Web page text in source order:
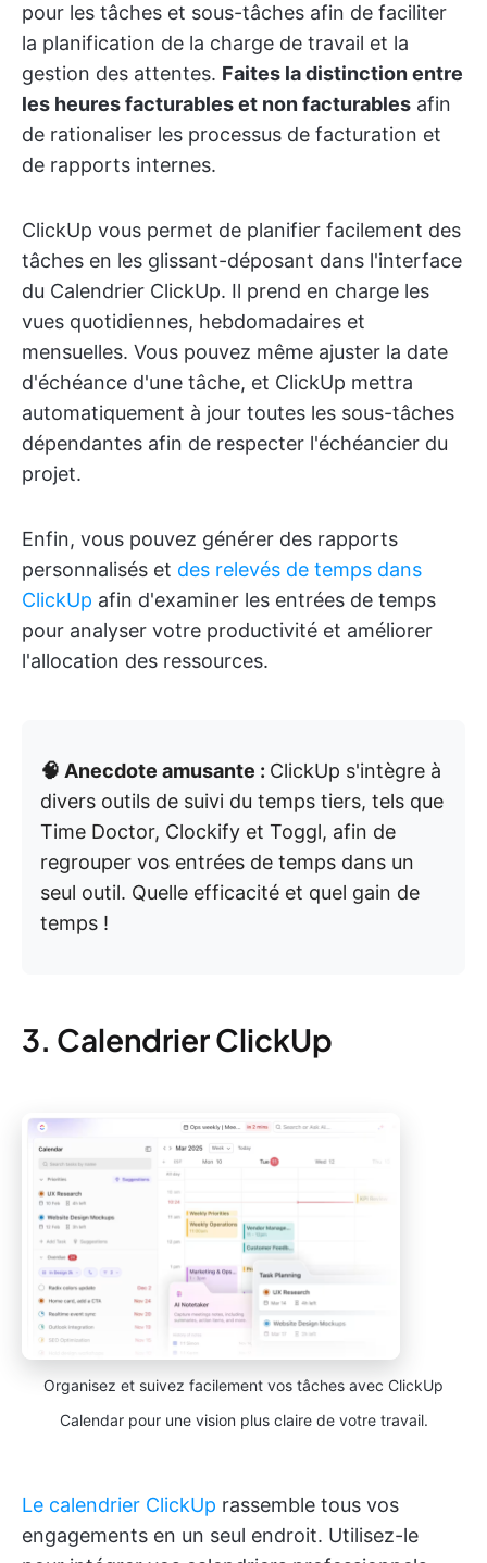
pour les tâches et sous-tâches afin de faciliter
la planification de la charge de travail et la
gestion des attentes. Faites la distinction entre
les heures facturables et non facturables afin
de rationaliser les processus de facturation et
de rapports internes.
ClickUp vous permet de planifier facilement des
tâches en les glissant-déposant dans l'interface
du Calendrier ClickUp. Il prend en charge les
vues quotidiennes, hebdomadaires et
mensuelles. Vous pouvez même ajuster la date
d'échéance d'une tâche, et ClickUp mettra
automatiquement à jour toutes les sous-tâches
dépendantes afin de respecter l'échéancier du
projet.
Enfin, vous pouvez générer des rapports
personnalisés et des relevés de temps dans
ClickUp afin d'examiner les entrées de temps
pour analyser votre productivité et améliorer
l'allocation des ressources. ​
🧠 Anecdote amusante : ClickUp s'intègre à
divers outils de suivi du temps tiers, tels que
Time Doctor, Clockify et Toggl, afin de
regrouper vos entrées de temps dans un
seul outil. Quelle efficacité et quel gain de
temps !
3. Calendrier ClickUp
Organisez et suivez facilement vos tâches avec ClickUp
Calendar pour une vision plus claire de votre travail.
Le calendrier ClickUp rassemble tous vos
engagements en un seul endroit. Utilisez-le